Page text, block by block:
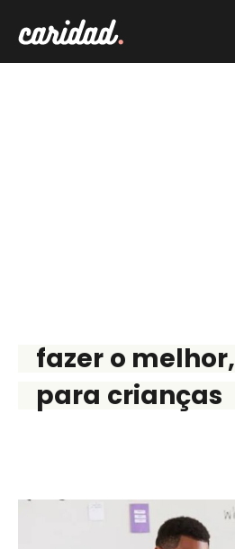
fazer o melhor,
para crianças